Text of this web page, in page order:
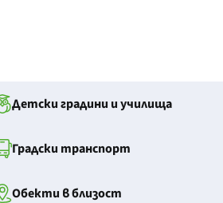
Детски градини и училища
Градски транспорт
Обекти в близост